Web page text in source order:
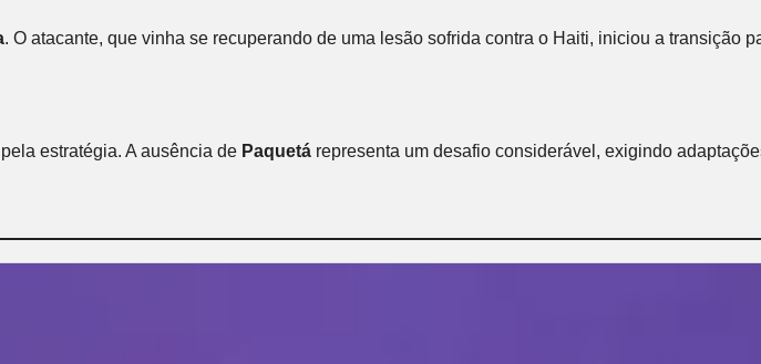
. O atacante, que vinha se recuperando de uma lesão sofrida contra o Haiti, iniciou a
estratégia. A ausência de Paquetá representa um desafio considerável, exigindo